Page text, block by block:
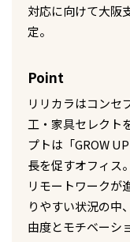
対応に向けて大阪
定。
Point
リリカラはコンセ
工・家具セレクト
プトは「GROW
長を促すオフィス
リモートワークが
りやすい状況の中
由度とモチベーシ